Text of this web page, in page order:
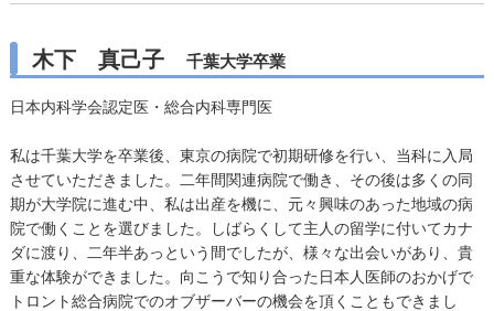
木下 真己子 千葉大学卒業
日本内科学会認定医・総合内科専門医
私は千葉大学を卒業後、東京の病院で初期研修を行い、当科に入局
させていただきました。二年間関連病院で働き、その後は多くの同
期が大学院に進む中、私は出産を機に、元々興味のあった地域の病
院で働くことを選びました。しばらくして主人の留学に付いてカナ
ダに渡り、二年半あっという間でしたが、様々な出会いがあり、貴
重な体験ができました。向こうで知り合った日本人医師のおかげで
トロント総合病院でのオブザーバーの機会を頂くこともできまし